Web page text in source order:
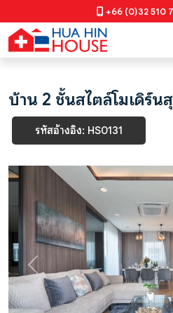
+66 (0)32 510
บ้าน 2 ชั้นสไตล์โมเดิร์
รหัสอ้างอิง: HS0131
Previous